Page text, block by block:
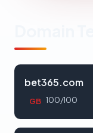
bet365.com
GB 100/100